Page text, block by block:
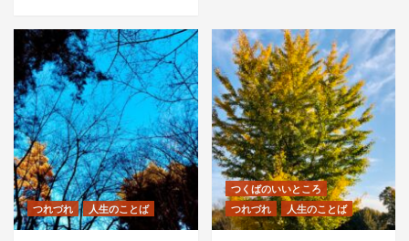
つれづれ 人生のことば
つくばのいいところ
つれづれ
人生のことば